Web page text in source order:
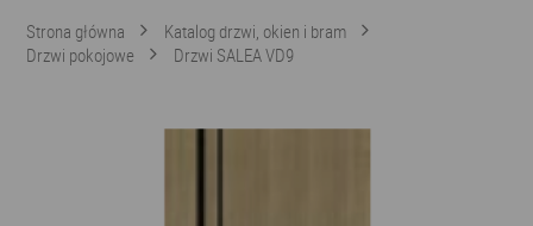
Strona główna
Katalog drzwi, okien i bram
Drzwi pokojowe
Drzwi SALEA VD9